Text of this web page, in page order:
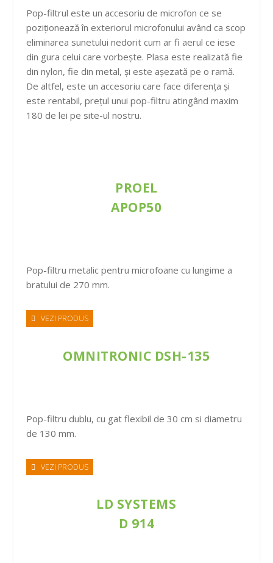
Pop-filtrul este un accesoriu de microfon ce se
poziționează în exteriorul microfonului având ca scop
eliminarea sunetului nedorit cum ar fi aerul ce iese
din gura celui care vorbește. Plasa este realizată fie
din nylon, fie din metal, și este așezată pe o ramă.
De altfel, este un accesoriu care face diferența și
este rentabil, prețul unui pop-filtru atingând maxim
180 de lei pe site-ul nostru.
PROEL
APOP50
Pop-filtru metalic pentru microfoane cu lungime a
bratului de 270 mm.
VEZI PRODUS
OMNITRONIC DSH-135
Pop-filtru dublu, cu gat flexibil de 30 cm si diametru
de 130 mm.
VEZI PRODUS
LD SYSTEMS
D 914